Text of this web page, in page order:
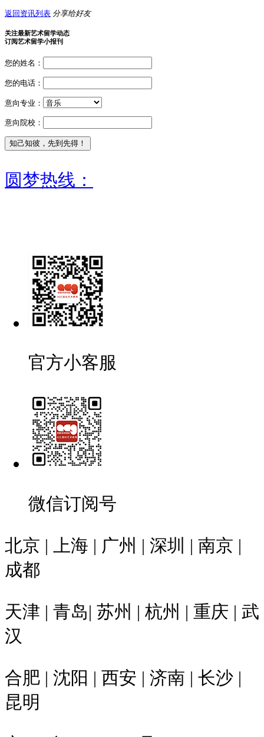
返回资讯列表 分享给好友
关注最新艺术留学动态
订阅艺术留学小报刊
您的姓名：
您的电话：
意向专业：
意向院校：
圆梦热线：
官方小客服
微信订阅号
北京 | 上海 | 广州 | 深圳 | 南京 |
成都
天津 | 青岛| 苏州 | 杭州 | 重庆 | 武
汉
合肥 | 沈阳 | 西安 | 济南 | 长沙 |
昆明